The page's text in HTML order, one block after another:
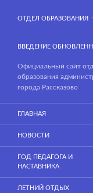
ОТДЕЛ ОБРАЗОВАНИЯ
ВВЕДЕНИЕ
Официальный сайт
образования
города Рассказово
ГЛАВНАЯ
НОВОСТИ
ГОД ПЕДАГОГА И
НАСТАВНИКА
ЛЕТНИЙ ОТДЫХ